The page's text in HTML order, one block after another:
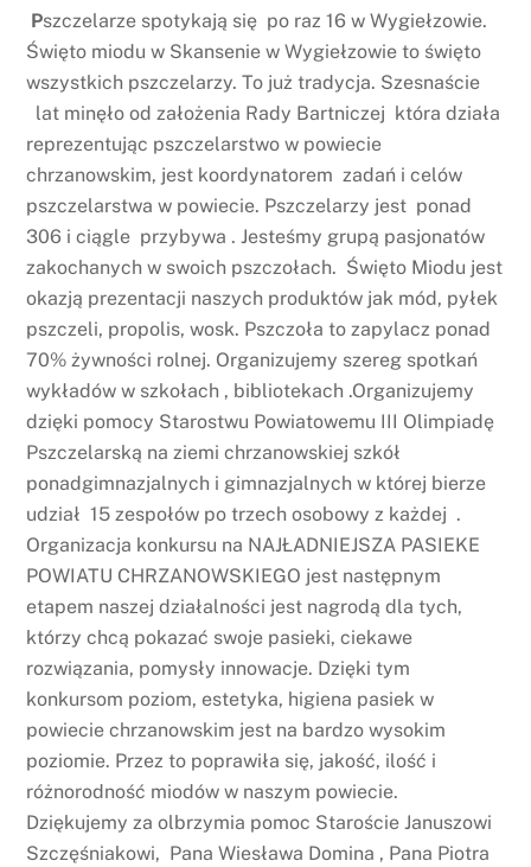
Pszczelarze spotykają się po raz 16 w Wygiełzowie.
Święto miodu w Skansenie w Wygiełzowie to święto
wszystkich pszczelarzy. To już tradycja. Szesnaście
lat minęło od założenia Rady Bartniczej która działa
reprezentując pszczelarstwo w powiecie
chrzanowskim, jest koordynatorem zadań i celów
pszczelarstwa w powiecie. Pszczelarzy jest ponad
306 i ciągle przybywa . Jesteśmy grupą pasjonatów
zakochanych w swoich pszczołach. Święto Miodu jest
okazją prezentacji naszych produktów jak mód, pyłek
pszczeli, propolis, wosk. Pszczoła to zapylacz ponad
70% żywności rolnej. Organizujemy szereg spotkań
wykładów w szkołach , bibliotekach .Organizujemy
dzięki pomocy Starostwu Powiatowemu III Olimpiadę
Pszczelarską na ziemi chrzanowskiej szkół
ponadgimnazjalnych i gimnazjalnych w której bierze
udział 15 zespołów po trzech osobowy z każdej .
Organizacja konkursu na NAJŁADNIEJSZA PASIEKE
POWIATU CHRZANOWSKIEGO jest następnym
etapem naszej działalności jest nagrodą dla tych,
którzy chcą pokazać swoje pasieki, ciekawe
rozwiązania, pomysły innowacje. Dzięki tym
konkursom poziom, estetyka, higiena pasiek w
powiecie chrzanowskim jest na bardzo wysokim
poziomie. Przez to poprawiła się, jakość, ilość i
różnorodność miodów w naszym powiecie.
Dziękujemy za olbrzymia pomoc Staroście Januszowi
Szczęśniakowi, Pana Wiesława Domina , Pana Piotra